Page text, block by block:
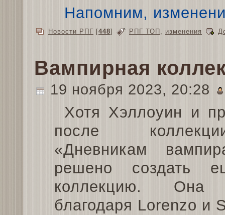
Напомним,
Новости РПГ [448] РПГ ТОП изменения
Вампирная
19 ноября 2023, 20:28
Хотя Хэллоуин и
после
«Дневникам
решено создать
коллекцию. Она
благодаря Lorenzo и